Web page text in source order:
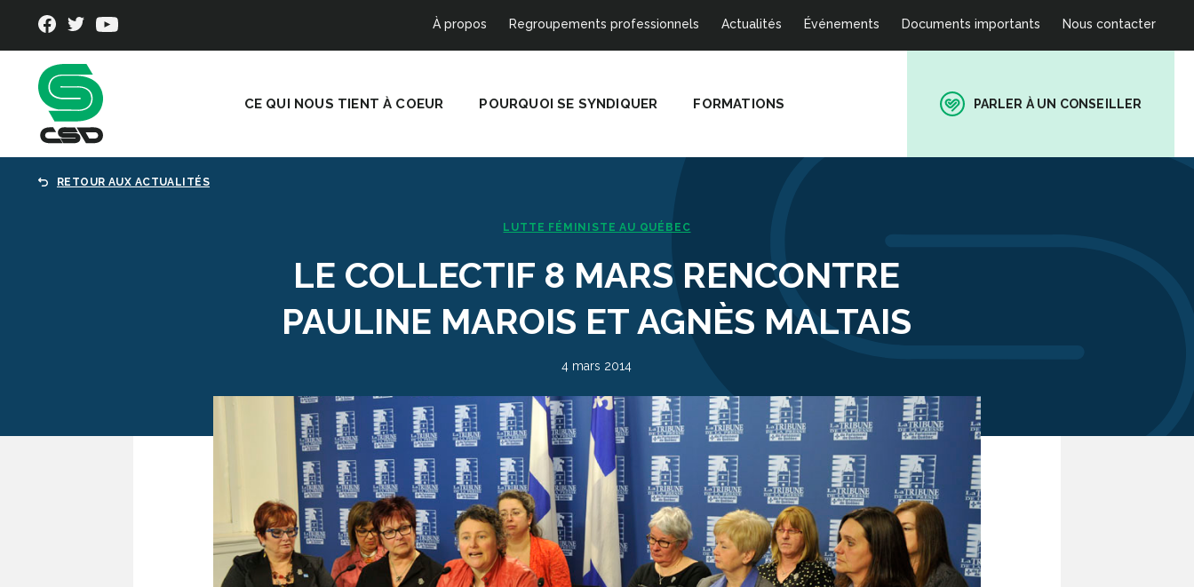
À propos Regroupements professionnels Actualités Événements Documents importants Nous contacter
CE QUI NOUS TIENT À COEUR POURQUOI SE SYNDIQUER FORMATIONS PARLER À UN CONSEILLER
RETOUR AUX ACTUALITÉS
LUTTE FÉMINISTE AU QUÉBEC
LE COLLECTIF 8 MARS RENCONTRE
PAULINE MAROIS ET AGNÈS MALTAIS
4 mars 2014